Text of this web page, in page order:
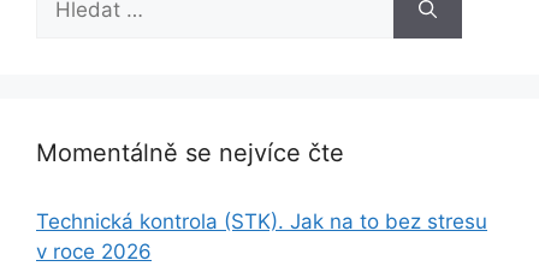
Momentálně se nejvíce čte
Technická kontrola (STK). Jak na to bez stresu
v roce 2026